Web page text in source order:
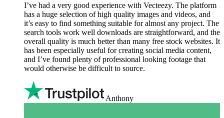
I’ve had a very good experience with Vecteezy. The platform
has a huge selection of high quality images and videos, and
it’s easy to find something suitable for almost any project. The
search tools work well downloads are straightforward, and the
overall quality is much better than many free stock websites. It
has been especially useful for creating social media content,
and I’ve found plenty of professional looking footage that
would otherwise be difficult to source.
Anthony